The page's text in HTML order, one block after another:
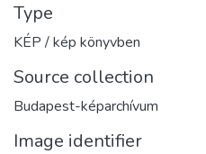
Type
KÉP / kép könyvben
Source collection
Budapest-képarchívum
Image identifier